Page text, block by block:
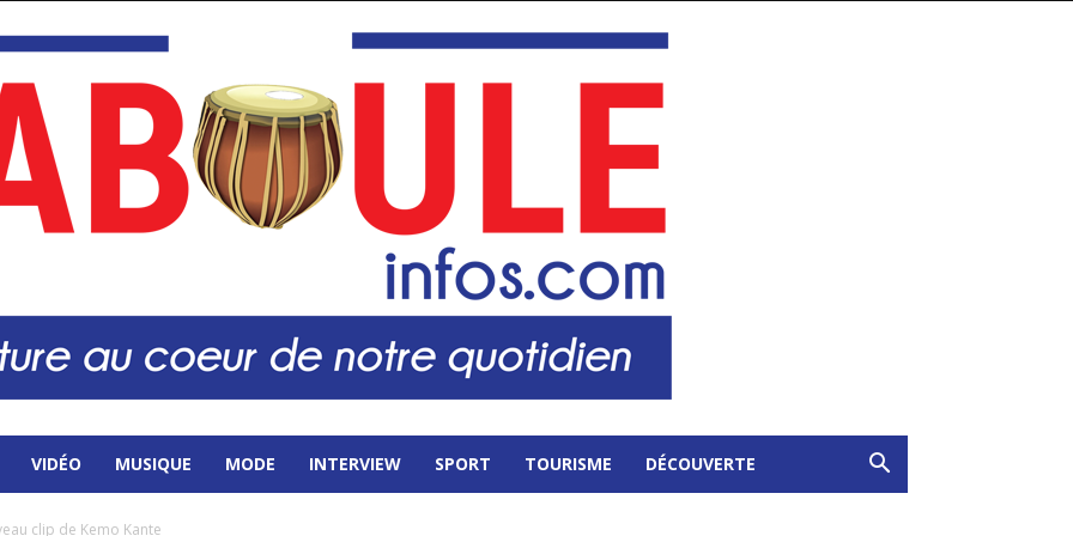
VIDÉO MUSIQUE MODE INTERVIEW SPORT TOURISME DÉCOUVERTE
clip de Kemo Kante